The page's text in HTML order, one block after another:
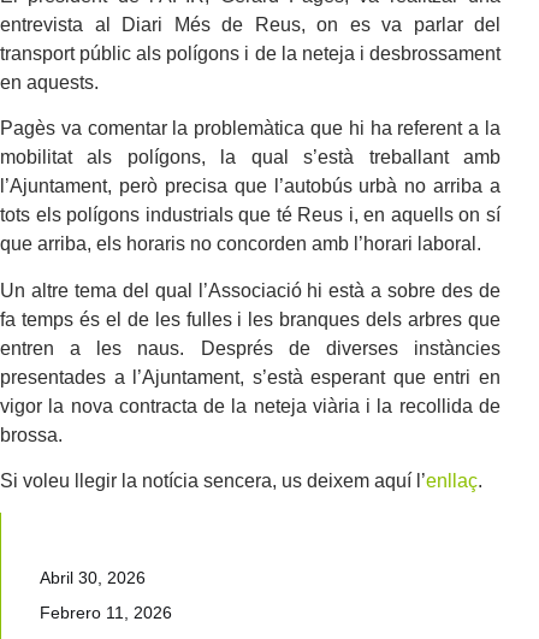
entrevista al Diari Més de Reus, on es va parlar del
transport públic als polígons i de la neteja i desbrossament
en aquests.
Pagès va comentar la problemàtica que hi ha referent a la
mobilitat als polígons, la qual s’està treballant amb
l’Ajuntament, però precisa que l’autobús urbà no arriba a
tots els polígons industrials que té Reus i, en aquells on sí
que arriba, els horaris no concorden amb l’horari laboral.
Un altre tema del qual l’Associació hi està a sobre des de
fa temps és el de les fulles i les branques dels arbres que
entren a les naus. Després de diverses instàncies
presentades a l’Ajuntament, s’està esperant que entri en
vigor la nova contracta de la neteja viària i la recollida de
brossa.
Si voleu llegir la notícia sencera, us deixem aquí l’enllaç.
Abril 30, 2026
Febrero 11, 2026